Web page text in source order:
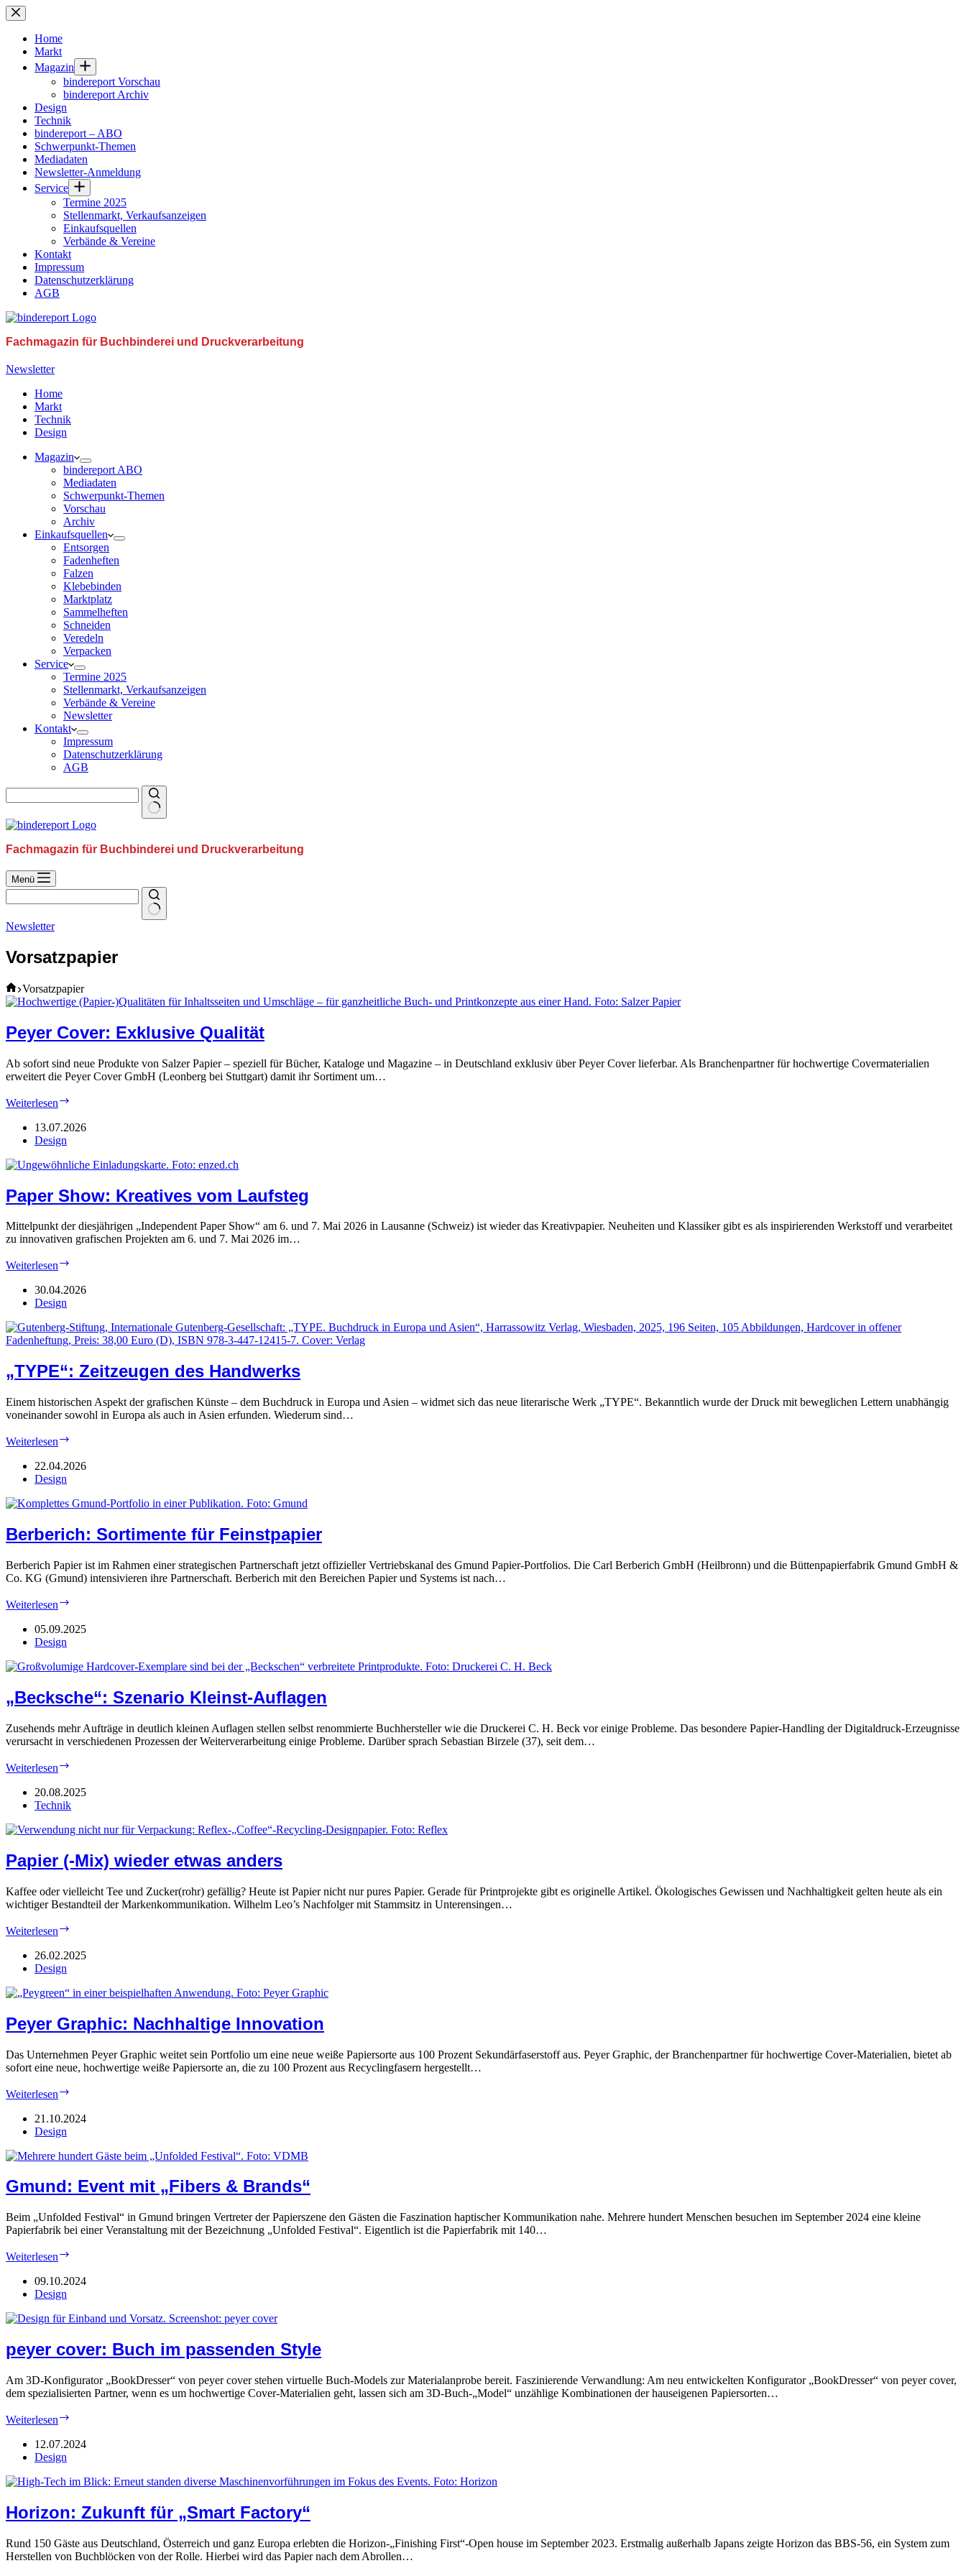
Zum
Inhalt
springenHome
Markt
Magazin
bindereport Vorschau
bindereport Archiv
Design
Technik
bindereport – ABO
Schwerpunkt-Themen
Mediadaten
Newsletter-Anmeldung
Service
Termine 2025
Stellenmarkt, Verkaufsanzeigen
Einkaufsquellen
Verbände & Vereine
Kontakt
Impressum
Datenschutzerklärung
AGB
Fachmagazin für Buchbinderei und Druckverarbeitung
Newsletter
Home
Markt
Technik
Design
Magazin
bindereport ABO
Mediadaten
Schwerpunkt-Themen
Vorschau
Archiv
Einkaufsquellen
Entsorgen
Fadenheften
Falzen
Klebebinden
Marktplatz
Sammelheften
Schneiden
Veredeln
Verpacken
Service
Termine 2025
Stellenmarkt, Verkaufsanzeigen
Verbände & Vereine
Newsletter
Kontakt
Impressum
Datenschutzerklärung
AGB
Fachmagazin für Buchbinderei und Druckverarbeitung
Menü
Newsletter
Vorsatzpapier
Home
Vorsatzpapier
Peyer Cover: Exklusive Qualität
Ab sofort sind neue Produkte von Salzer Papier – speziell für Bücher, Kataloge und Magazine – in Deutschland exklusiv über Peyer Cover lieferbar. Als Branchenpartner für hochwertige Covermaterialien
erweitert die Peyer Cover GmbH (Leonberg bei Stuttgart) damit ihr Sortiment um…
Weiterlesen
Exklusive
13.07.2026
Design
Paper Show: Kreatives vom Laufsteg
Mittelpunkt der diesjährigen „Independent Paper Show“ am 6. und 7. Mai 2026 in Lausanne (Schweiz) ist wieder das Kreativpapier. Neuheiten und Klassiker gibt es als inspirierenden Werkstoff und verarbeitet
zu innovativen grafischen Projekten am 6. und 7. Mai 2026 im…
Weiterlesen
Kreatives
30.04.2026
Design
„TYPE“: Zeitzeugen des Handwerks
Einem historischen Aspekt der grafischen Künste – dem Buchdruck in Europa und Asien – widmet sich das neue literarische Werk „TYPE“. Bekanntlich wurde der Druck mit beweglichen Lettern unabhängig
voneinander sowohl in Europa als auch in Asien erfunden. Wiederum sind…
Weiterlesen
des
22.04.2026
Design
Berberich: Sortimente für Feinstpapier
Berberich Papier ist im Rahmen einer strategischen Partnerschaft jetzt offizieller Vertriebskanal des Gmund Papier-Portfolios. Die Carl Berberich GmbH (Heilbronn) und die Büttenpapierfabrik Gmund GmbH &
Co. KG (Gmund) intensivieren ihre Partnerschaft. Berberich mit den Bereichen Papier und Systems ist nach…
Weiterlesen
für
05.09.2025
Design
„Becksche“: Szenario Kleinst-Auflagen
Zusehends mehr Aufträge in deutlich kleinen Auflagen stellen selbst renommierte Buchhersteller wie die Druckerei C. H. Beck vor einige Probleme. Das besondere Papier-Handling der Digitaldruck-Erzeugnisse
verursacht in verschiedenen Prozessen der Weiterverarbeitung einige Probleme. Darüber sprach Sebastian Birzele (37), seit dem…
Weiterlesen
Kleinst-
Auflagen
20.08.2025
Technik
Papier (-Mix) wieder etwas anders
Kaffee oder vielleicht Tee und Zucker(rohr) gefällig? Heute ist Papier nicht nur pures Papier. Gerade für Printprojekte gibt es originelle Artikel. Ökologisches Gewissen und Nachhaltigkeit gelten heute als ein
wichtiger Bestandteil der Markenkommunikation. Wilhelm Leo’s Nachfolger mit Stammsitz in Unterensingen…
Weiterlesen
Mix)
anders
26.02.2025
Design
Peyer Graphic: Nachhaltige Innovation
Das Unternehmen Peyer Graphic weitet sein Portfolio um eine neue weiße Papiersorte aus 100 Prozent Sekundärfaserstoff aus. Peyer Graphic, der Branchenpartner für hochwertige Cover-Materialien, bietet ab
sofort eine neue, hochwertige weiße Papiersorte an, die zu 100 Prozent aus Recyclingfasern hergestellt…
Weiterlesen
Nachhaltige
21.10.2024
Design
Gmund: Event mit „Fibers & Brands“
Beim „Unfolded Festival“ in Gmund bringen Vertreter der Papierszene den Gästen die Faszination haptischer Kommunikation nahe. Mehrere hundert Menschen besuchen im September 2024 eine kleine
Papierfabrik bei einer Veranstaltung mit der Bezeichnung „Unfolded Festival“. Eigentlich ist die Papierfabrik mit 140…
Weiterlesen
mit
Brands“
09.10.2024
Design
peyer cover: Buch im passenden Style
Am 3D-Konfigurator „BookDresser“ von peyer cover stehen virtuelle Buch-Models zur Materialanprobe bereit. Faszinierende Verwandlung: Am neu entwickelten Konfigurator „BookDresser“ von peyer cover,
dem spezialisierten Partner, wenn es um hochwertige Cover-Materialien geht, lassen sich am 3D-Buch-„Model“ unzählige Kombinationen der hauseigenen Papiersorten…
Weiterlesen
Buch
Style
12.07.2024
Design
Horizon: Zukunft für „Smart Factory“
Rund 150 Gäste aus Deutschland, Österreich und ganz Europa erlebten die Horizon-„Finishing First“-Open house im September 2023. Erstmalig außerhalb Japans zeigte Horizon das BBS-56, ein System zum
Herstellen von Buchblöcken von der Rolle. Hierbei wird das Papier nach dem Abrollen…